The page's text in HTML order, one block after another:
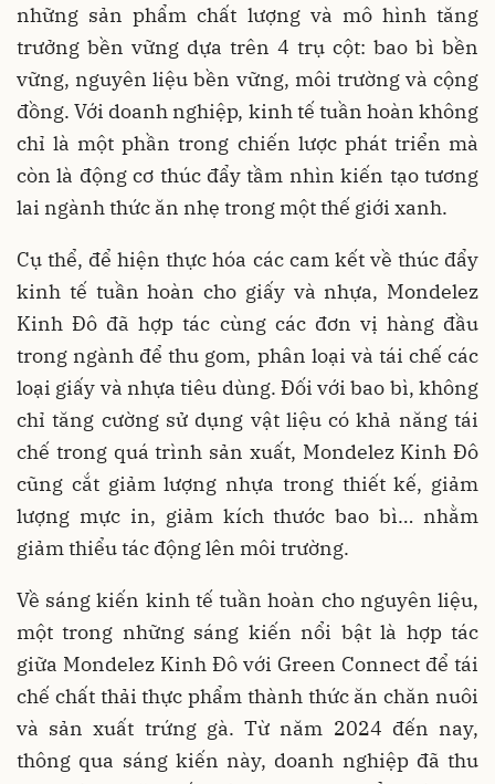
những sản phẩm chất lượng và mô hình tăng
trưởng bền vững dựa trên 4 trụ cột: bao bì bền
vững, nguyên liệu bền vững, môi trường và cộng
đồng. Với doanh nghiệp, kinh tế tuần hoàn không
chỉ là một phần trong chiến lược phát triển mà
còn là động cơ thúc đẩy tầm nhìn kiến tạo tương
lai ngành thức ăn nhẹ trong một thế giới xanh.
Cụ thể, để hiện thực hóa các cam kết về thúc đẩy
kinh tế tuần hoàn cho giấy và nhựa, Mondelez
Kinh Đô đã hợp tác cùng các đơn vị hàng đầu
trong ngành để thu gom, phân loại và tái chế các
loại giấy và nhựa tiêu dùng. Đối với bao bì, không
chỉ tăng cường sử dụng vật liệu có khả năng tái
chế trong quá trình sản xuất, Mondelez Kinh Đô
cũng cắt giảm lượng nhựa trong thiết kế, giảm
lượng mực in, giảm kích thước bao bì… nhằm
giảm thiểu tác động lên môi trường.
Về sáng kiến kinh tế tuần hoàn cho nguyên liệu,
một trong những sáng kiến nổi bật là hợp tác
giữa Mondelez Kinh Đô với Green Connect để tái
chế chất thải thực phẩm thành thức ăn chăn nuôi
và sản xuất trứng gà. Từ năm 2024 đến nay,
thông qua sáng kiến này, doanh nghiệp đã thu